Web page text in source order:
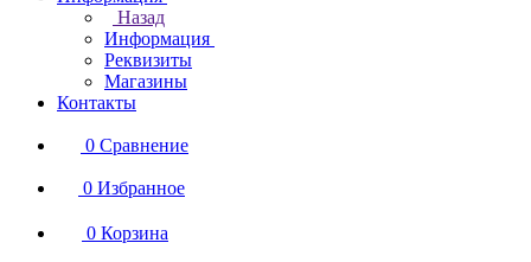
Назад
Информация
Реквизиты
Магазины
Контакты
0 Сравнение
0 Избранное
0 Корзина